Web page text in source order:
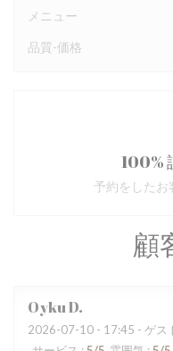
顧
OykuD
2026-07-10 - 17:45 - ゲス
メニュー
品質-価格
100%
予約をしたお